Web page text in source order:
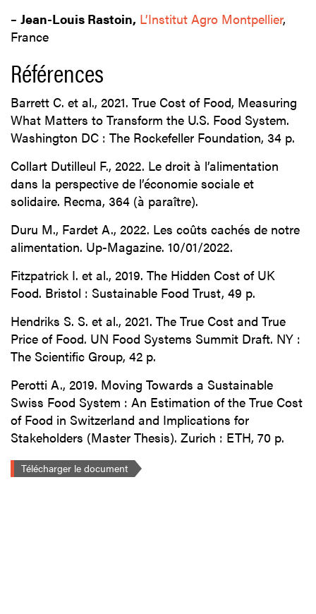
– Jean-Louis Rastoin, L’Institut Agro Montpellier,
France
Références
Barrett C. et al., 2021. True Cost of Food, Measuring
What Matters to Transform the U.S. Food System.
Washington DC : The Rockefeller Foundation, 34 p.
Collart Dutilleul F., 2022. Le droit à l’alimentation
dans la perspective de l’économie sociale et
solidaire. Recma, 364 (à paraître).
Duru M., Fardet A., 2022. Les coûts cachés de notre
alimentation. Up-Magazine. 10/01/2022.
Fitzpatrick I. et al., 2019. The Hidden Cost of UK
Food. Bristol : Sustainable Food Trust, 49 p.
Hendriks S. S. et al., 2021. The True Cost and True
Price of Food. UN Food Systems Summit Draft. NY :
The Scientific Group, 42 p.
Perotti A., 2019. Moving Towards a Sustainable
Swiss Food System : An Estimation of the True Cost
of Food in Switzerland and Implications for
Stakeholders (Master Thesis). Zurich : ETH, 70 p.
Télécharger le document